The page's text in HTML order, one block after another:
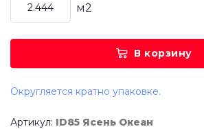
м2
В корзину
Округляется кратно упаковке.
Артикул: ID85 Ясень Океан